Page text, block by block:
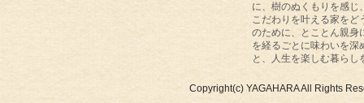
に、樹のぬくもりを感じ
こだわりを叶える家をど
のために、とことん親身
を経るごとに味わいを深
と、人生を楽しむ暮ら
Copyright(c) YAGAHARA All Rights